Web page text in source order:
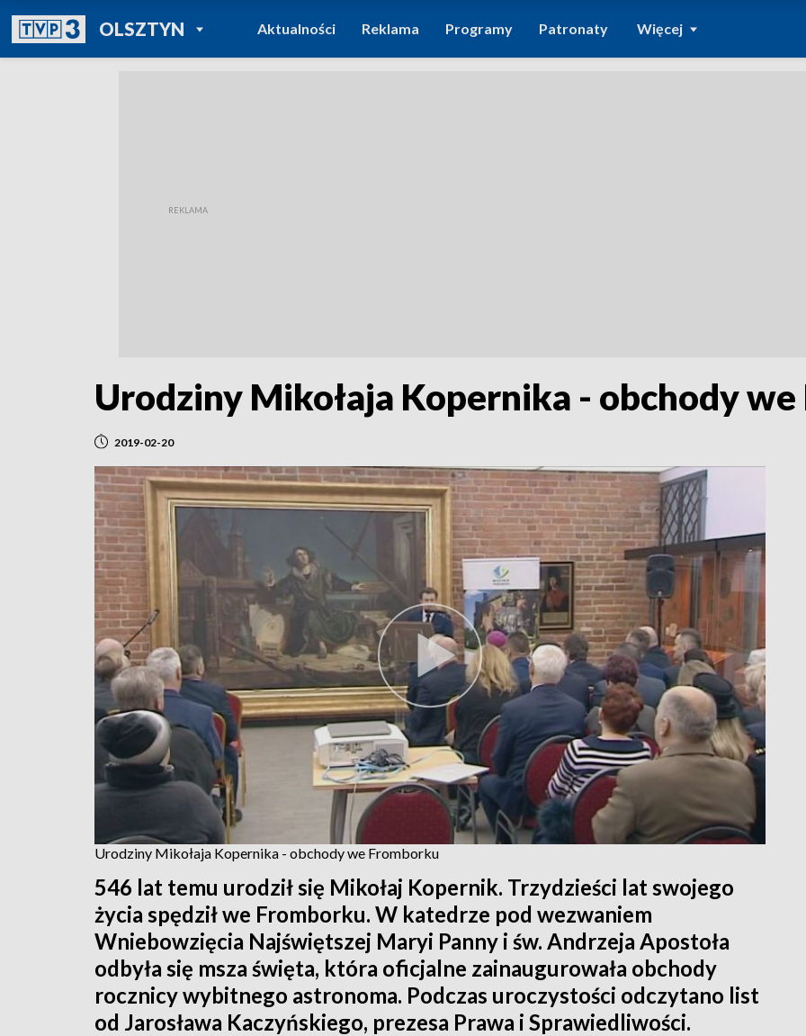
OLSZTYNPOWRÓT DO
TVP REGIONY
Aktualności Reklama Programy Patronaty Więcej
Urodziny Mikołaja Kopernika - obchody
2019-02-20
Urodziny Mikołaja Kopernika - obchody we Fromborku
546 lat temu urodził się Mikołaj Kopernik. Trzydzieści lat swojego
życia spędził we Fromborku. W katedrze pod wezwaniem
Wniebowzięcia Najświętszej Maryi Panny i św. Andrzeja Apostoła
odbyła się msza święta, która oficjalne zainaugurowała obchody
rocznicy wybitnego astronoma. Podczas uroczystości odczytano list
od Jarosława Kaczyńskiego, prezesa Prawa i Sprawiedliwości.